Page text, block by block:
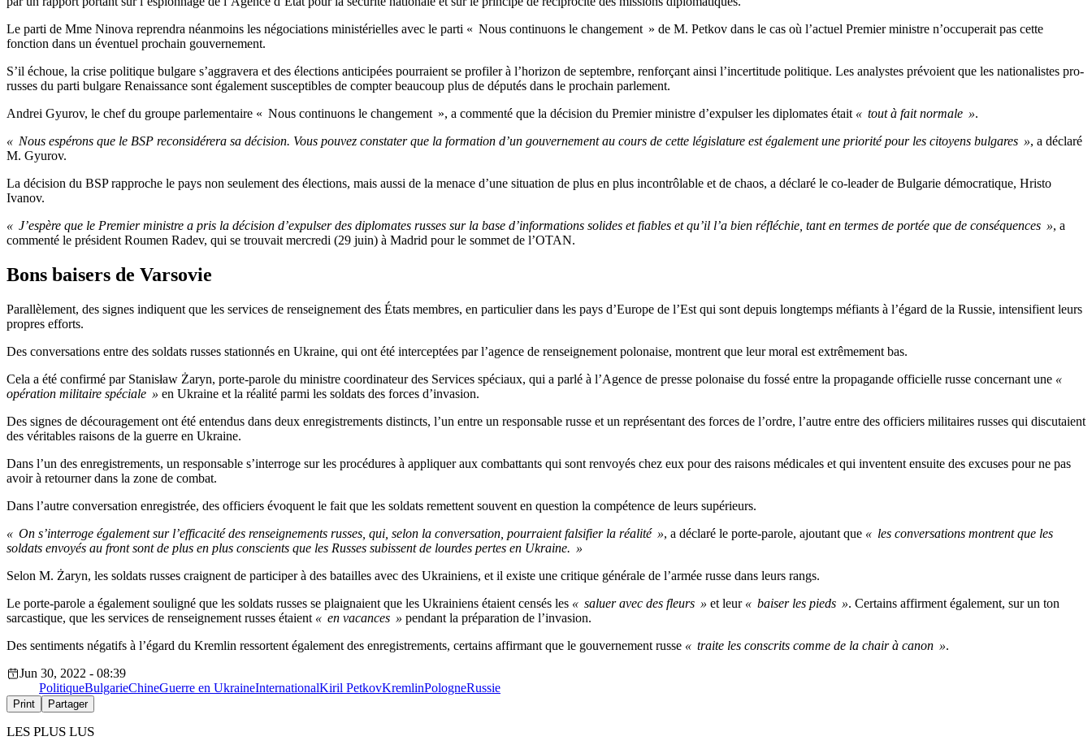
Le parti de Mme Ninova reprendra néanmoins les négociations ministérielles avec le parti « Nous continuons le changement » de M. Petkov dans le cas où l’actuel Premier ministre n’occuperait pas cette
fonction dans un éventuel prochain gouvernement.
S’il échoue, la crise politique bulgare s’aggravera et des élections anticipées pourraient se profiler à l’horizon de septembre, renforçant ainsi l’incertitude politique. Les analystes prévoient que les nationalistes pro-
russes du parti bulgare Renaissance sont également susceptibles de compter beaucoup plus de députés dans le prochain parlement.
Andrei Gyurov, le chef du groupe parlementaire « Nous continuons le changement », a commenté que la décision du Premier ministre d’expulser les diplomates était « tout à fait normale ».
« Nous espérons que le BSP reconsidérera sa décision. Vous pouvez constater que la formation d’un gouvernement au cours de cette législature est également une priorité pour les citoyens bulgares », a déclaré
M. Gyurov.
La décision du BSP rapproche le pays non seulement des élections, mais aussi de la menace d’une situation de plus en plus incontrôlable et de chaos, a déclaré le co-leader de Bulgarie démocratique, Hristo
Ivanov.
« J’espère que le Premier ministre a pris la décision d’expulser des diplomates russes sur la base d’informations solides et fiables et qu’il l’a bien réfléchie, tant en termes de portée que de conséquences », a
commenté le président Roumen Radev, qui se trouvait mercredi (29 juin) à Madrid pour le sommet de l’OTAN.
Bons baisers de Varsovie
Parallèlement, des signes indiquent que les services de renseignement des États membres, en particulier dans les pays d’Europe de l’Est qui sont depuis longtemps méfiants à l’égard de la Russie, intensifient leurs
propres efforts.
Des conversations entre des soldats russes stationnés en Ukraine, qui ont été interceptées par l’agence de renseignement polonaise, montrent que leur moral est extrêmement bas.
Cela a été confirmé par Stanisław Żaryn, porte-parole du ministre coordinateur des Services spéciaux, qui a parlé à l’Agence de presse polonaise du fossé entre la propagande officielle russe concernant une «
opération militaire spéciale » en Ukraine et la réalité parmi les soldats des forces d’invasion.
Des signes de découragement ont été entendus dans deux enregistrements distincts, l’un entre un responsable russe et un représentant des forces de l’ordre, l’autre entre des officiers militaires russes qui discutaient
des véritables raisons de la guerre en Ukraine.
Dans l’un des enregistrements, un responsable s’interroge sur les procédures à appliquer aux combattants qui sont renvoyés chez eux pour des raisons médicales et qui inventent ensuite des excuses pour ne pas
avoir à retourner dans la zone de combat.
Dans l’autre conversation enregistrée, des officiers évoquent le fait que les soldats remettent souvent en question la compétence de leurs supérieurs.
« On s’interroge également sur l’efficacité des renseignements russes, qui, selon la conversation, pourraient falsifier la réalité », a déclaré le porte-parole, ajoutant que « les conversations montrent que les
soldats envoyés au front sont de plus en plus conscients que les Russes subissent de lourdes pertes en Ukraine. »
Selon M. Żaryn, les soldats russes craignent de participer à des batailles avec des Ukrainiens, et il existe une critique générale de l’armée russe dans leurs rangs.
Le porte-parole a également souligné que les soldats russes se plaignaient que les Ukrainiens étaient censés les « saluer avec des fleurs » et leur « baiser les pieds ». Certains affirment également, sur un ton
sarcastique, que les services de renseignement russes étaient « en vacances » pendant la préparation de l’invasion.
Des sentiments négatifs à l’égard du Kremlin ressortent également des enregistrements, certains affirmant que le gouvernement russe « traite les conscrits comme de la chair à canon ».
Jun 30, 2022 - 08:39
PolitiqueBulgarieChineGuerre en UkraineInternationalKiril PetkovKremlinPologneRussie
Print Partager
LES PLUS LUS